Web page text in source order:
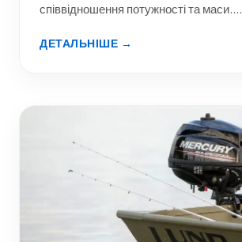
співвідношення потужності та маси....
ДЕТАЛЬНІШЕ →